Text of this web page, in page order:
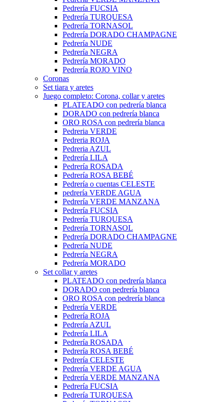
Pedrería FUCSIA
Pedrería TURQUESA
Pedrería TORNASOL
Pedrería DORADO CHAMPAGNE
Pedrería NUDE
Pedrería NEGRA
Pedrería MORADO
Pedrería ROJO VINO
Coronas
Set tiara y aretes
Juego completo: Corona, collar y aretes
PLATEADO con pedrería blanca
DORADO con pedrería blanca
ORO ROSA con pedrería blanca
Pedreria VERDE
Pedreria ROJA
Pedreria AZUL
Pedrería LILA
Pedrería ROSADA
Pedrería ROSA BEBÉ
Pedrería o cuentas CELESTE
pedrería VERDE AGUA
Pedrería VERDE MANZANA
Pedrería FUCSIA
Pedrería TURQUESA
Pedrería TORNASOL
Pedrería DORADO CHAMPAGNE
Pedrería NUDE
Pedrería NEGRA
Pedrería MORADO
Set collar y aretes
PLATEADO con pedrería blanca
DORADO con pedrería blanca
ORO ROSA con pedrería blanca
Pedrería VERDE
Pedrería ROJA
Pedrería AZUL
Pedrería LILA
Pedrería ROSADA
Pedrería ROSA BEBÉ
Pedrería CELESTE
Pedrería VERDE AGUA
Pedrería VERDE MANZANA
Pedrería FUCSIA
Pedrería TURQUESA